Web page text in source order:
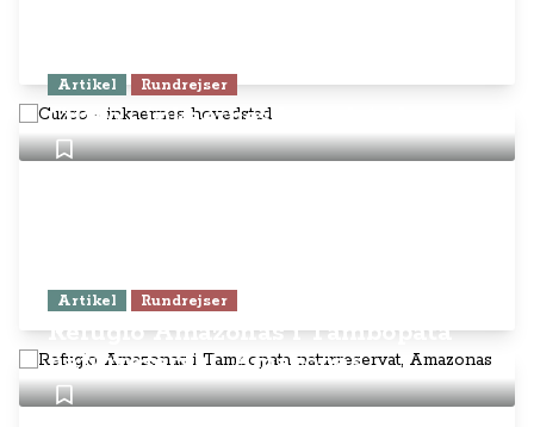
Artikel Rundrejser
Cuzco - inkaernes hovedstad
Artikel Rundrejser
Refugio Amazonas i Tambopata
naturreservat, Amazonas